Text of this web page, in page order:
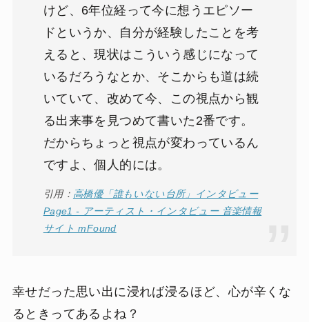
けど、6年位経って今に想うエピソー
ドというか、自分が経験したことを考
えると、現状はこういう感じになって
いるだろうなとか、そこからも道は続
いていて、改めて今、この視点から観
る出来事を見つめて書いた2番です。
だからちょっと視点が変わっているん
ですよ、個人的には。
引用： 高橋優「誰もいない台所」インタビュー
Page1 - アーティスト・インタビュー 音楽情報
サイト mFound
幸せだった思い出に浸れば浸るほど、心が辛くな
るときってあるよね？